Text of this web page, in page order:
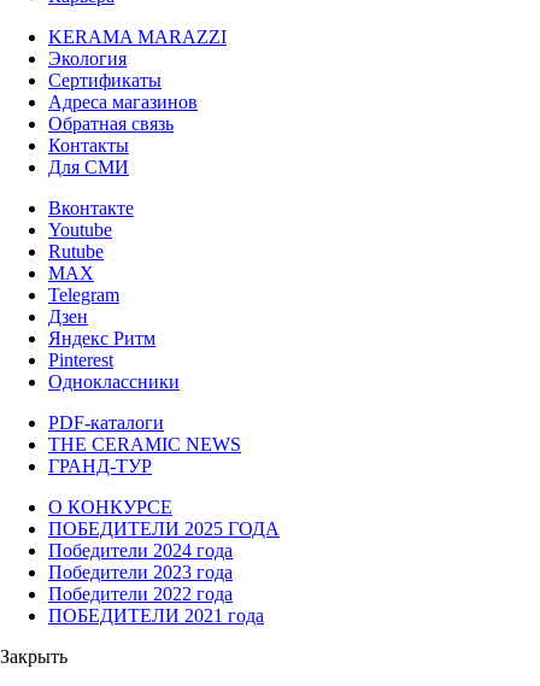
KERAMA MARAZZI
Экология
Сертификаты
Адреса магазинов
Обратная связь
Контакты
Для СМИ
Вконтакте
Youtube
Rutube
MAX
Telegram
Дзен
Яндекс Ритм
Pinterest
Одноклассники
PDF-каталоги
THE CERAMIC NEWS
ГРАНД-ТУР
О КОНКУРСЕ
ПОБЕДИТЕЛИ 2025 ГОДА
Победители 2024 года
Победители 2023 года
Победители 2022 года
ПОБЕДИТЕЛИ 2021 года
Закрыть